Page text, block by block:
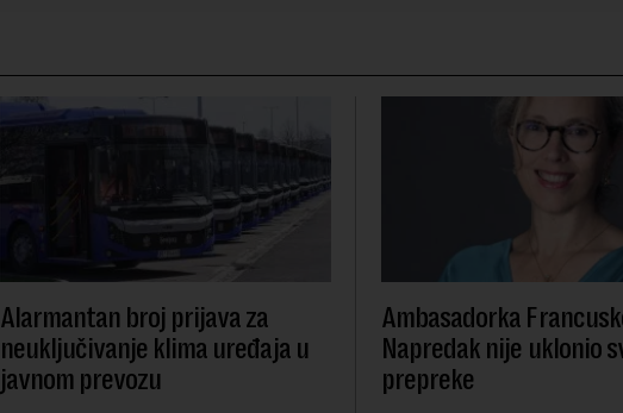
Alarmantan broj prijava za
neuključivanje klima uređaja u
javnom prevozu
Ambasadorka
Napredak nije uklonio
prepreke